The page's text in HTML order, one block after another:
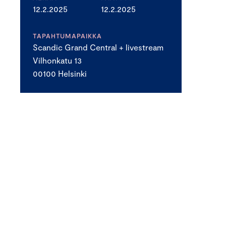
12.2.2025 12.2.2025
TAPAHTUMAPAIKKA
Scandic Grand Central + livestream
Vilhonkatu 13
00100 Helsinki